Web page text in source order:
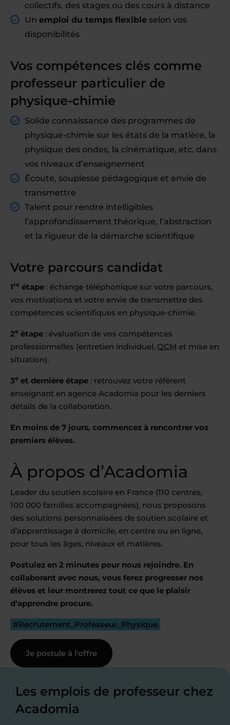
collectifs, des stages ou des cours à distance
Un emploi du temps flexible selon vos
disponibilités
Vos compétences clés comme
professeur particulier de
physique-chimie
Solide connaissance des programmes de
physique-chimie sur les états de la matière, la
physique des ondes, la cinématique, etc. dans
vos niveaux d’enseignement
Écoute, souplesse pédagogique et envie de
transmettre
Talent pour rendre intelligibles
l’approfondissement théorique, l’abstraction
et la rigueur de la démarche scientifique
Votre parcours candidat
1re étape : échange téléphonique sur votre parcours,
vos motivations et votre envie de transmettre des
compétences scientifiques en physique-chimie.
2e étape : évaluation de vos compétences
professionnelles (entretien individuel, QCM et mise en
situation).
3e et dernière étape : retrouvez votre référent
enseignant en agence Acadomia pour les derniers
détails de la collaboration.
En moins de 7 jours, commencez à rencontrer vos
premiers élèves.
À propos d’Acadomia
Leader du soutien scolaire en France (110 centres,
100 000 familles accompagnées), nous proposons
des solutions personnalisées de soutien scolaire et
d’apprentissage à domicile, en centre ou en ligne,
pour tous les âges, niveaux et matières.
Postulez en 2 minutes pour nous rejoindre. En
collaborant avec nous, vous ferez progresser nos
élèves et leur montrerez tout ce que le plaisir
d’apprendre procure.
#Recrutement_Professeur_Physique
Je postule à l'offre
Les emplois de professeur chez
Acadomia